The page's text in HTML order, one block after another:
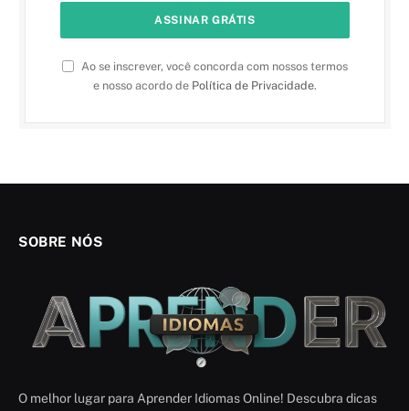
Ao se inscrever, você concorda com nossos termos
e nosso acordo de Política de Privacidade.
SOBRE NÓS
O melhor lugar para Aprender Idiomas Online! Descubra dicas